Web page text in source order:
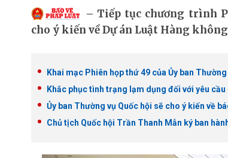
Tiếp tục chương trình
cho ý kiến về Dự án Luật Hàng
Khai mạc Phiên họp thứ 49 của Ủy ban
Khắc phục tình trạng lạm dụng đối với yêu
Ủy ban Thường vụ Quốc hội sẽ cho ý kiến về
Chủ tịch Quốc hội Trần Thanh Mẫn ký ban